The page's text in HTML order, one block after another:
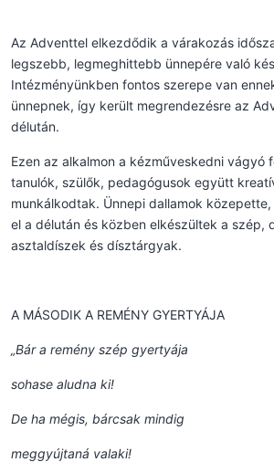
Az Adventtel elkezdődik a várakozás
legszebb, legmeghittebb ünnepére való
Intézményünkben fontos szerepe van
ünnepnek, így került megrendezésre az
délután.
Ezen az alkalmon a kézműveskedni vágyó
tanulók, szülők, pedagógusok együtt
munkálkodtak. Ünnepi dallamok
el a délután és közben elkészültek a szép,
asztaldíszek és dísztárgyak.
A MÁSODIK A REMÉNY GYERTYÁJA
„Bár a remény szép gyertyája
sohase aludna ki!
De ha mégis, bárcsak mindig
meggyújtaná valaki!